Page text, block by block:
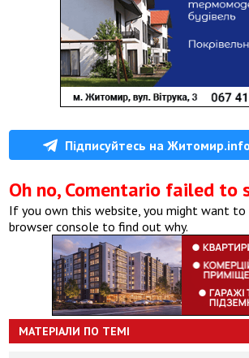
Підписуйтесь на
Oh no, Comentario failed to
If you own this website, you might want
browser console to find out why.
МАТЕРІАЛИ ПО ТЕМІ